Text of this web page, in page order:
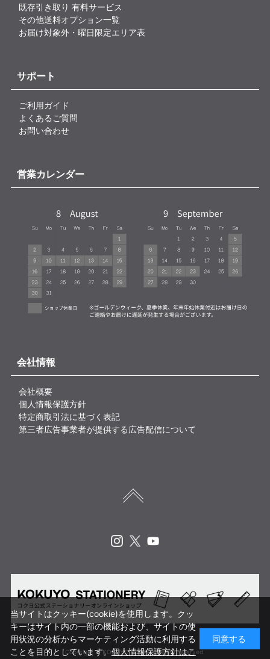
既存引き取り 有料サービス
その他送料オプション一覧
お届け対象外・曜日限定エリア表
サポート
ご利用ガイド
よくあるご質問
お問い合わせ
営業カレンダー
会社情報
会社概要
個人情報保護方針
特定商取引法に基づく表記
第三者広告事業者が提供する広告配信について
Copyright © KOKUYO CORP. All rights reserved.
当サイトはクッキー(cookie)を使用します。クッ
キーはサイト内の一部の機能および、サイトの使
用状況の分析からマーケティング活動に利用する
ことを目的としています。個人情報保護方針はこ
同意する